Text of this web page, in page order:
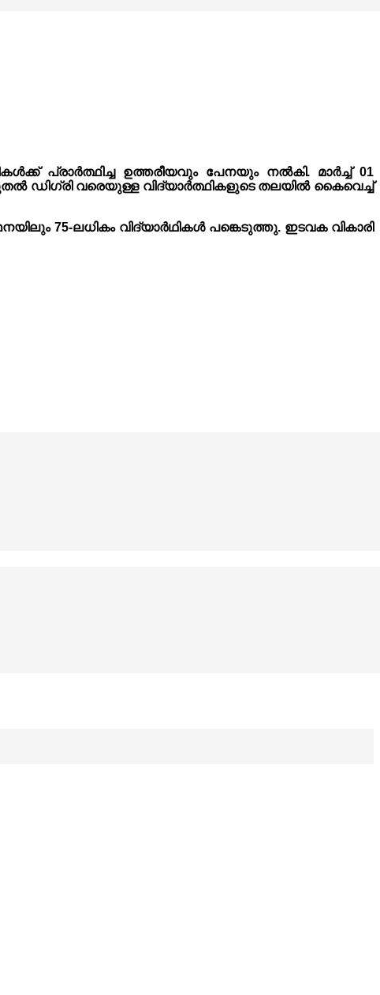
പ്രാർത്ഥിച്ച ഉത്തരീയവും പേനയും നൽകി. മാർച്ച് 01
ഡിഗ്രി വരെയുള്ള വിദ്യാർത്ഥികളുടെ തലയിൽ കൈവെച്ച്
75-ലധികം വിദ്യാർഥികൾ പങ്കെടുത്തു. ഇടവക വികാരി